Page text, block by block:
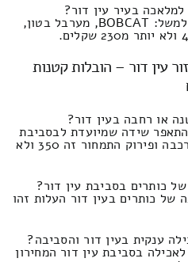
בעיר עין דור?
עלות הובלה של כלים למלאכה למשל: BOBCAT, מערבל בטון,
עין דור – הובלות קטנות
או רחבה בעין דור?
שידה שמיועדת לבסביבת
עין דור החלפת חיתול בזיווג הרכבה ופירוק התמחור זה 350 ולא
כותרים בסביבת עין דור?
של כותרים בעין דור העלות זהו
ענקית בעין דור והסביבה?
בסביבת עין דור המחירון